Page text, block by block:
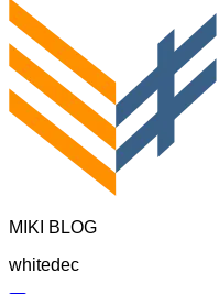
MIKI BLOG
whitedec